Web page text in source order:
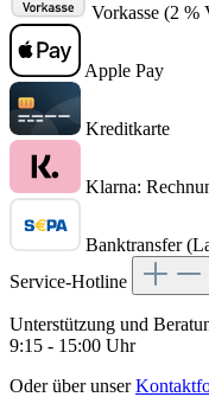
Vorkasse (2 %
Apple Pay
Kreditkarte
Klarna:
Banktransfer
Service-Hotline
Unterstützung und
9:15 - 15:00 Uhr
Oder über unser